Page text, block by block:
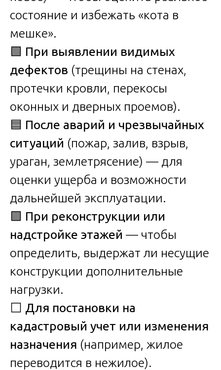
состояние и избежать «кота в
мешке».
🟩 При выявлении видимых
дефектов (трещины на стенах,
протечки кровли, перекосы
оконных и дверных проемов).
🟦 После аварий и чрезвычайных
ситуаций (пожар, залив, взрыв,
ураган, землетрясение) — для
оценки ущерба и возможности
дальнейшей эксплуатации.
🟪 При реконструкции или
надстройке этажей — чтобы
определить, выдержат ли несущие
конструкции дополнительные
нагрузки.
⬜ Для постановки на
кадастровый учет или изменения
назначения (например, жилое
переводится в нежилое).